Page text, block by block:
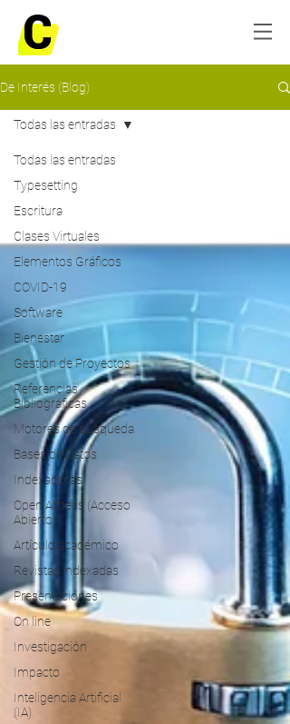
De Interés (Blog)
Todas las entradas
Typesetting
Escritura
Clases Virtuales
Elementos Gráficos
COVID-19
Software
Bienestar
Gestión de Proyectos
Referencias
Bibliográficas
Motores de búsqueda
Bases de Datos
Indexadoras
Open Access (Acceso
Abierto)
Artículo académico
Revistas indexadas
Presentaciones
On line
Investigación
Impacto
Inteligencia Artificial
(IA)
Todas las entradas